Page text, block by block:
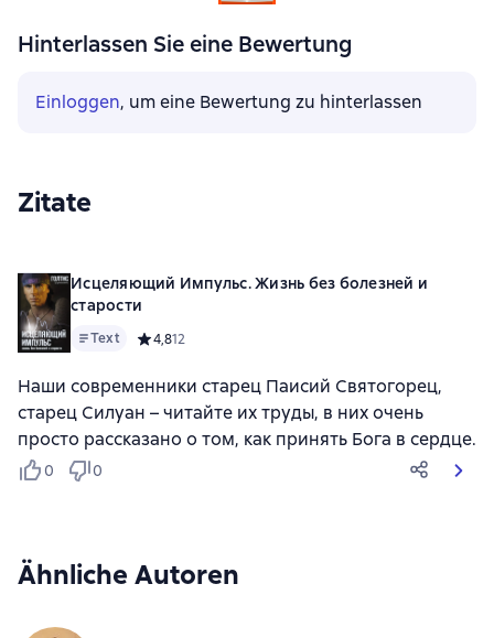
Hinterlassen Sie eine Bewertung
Einloggen, um eine Bewertung zu hinterlassen
Zitate
Исцеляющий Импульс. Жизнь без болезней и
старости
Text Средний рейтинг 4,8 на основе 12 оценок
4,812
Наши современники старец Паисий Святогорец,
старец Силуан – читайте их труды, в них очень
просто рассказано о том, как принять Бога в сердце.
0 0
Ähnliche Autoren